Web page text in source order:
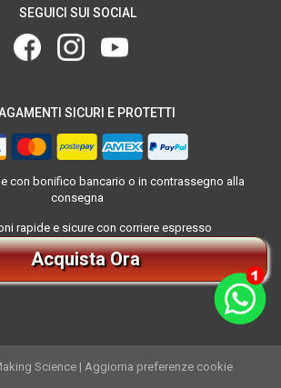
SEGUICI SUI SOCIAL
SICURI E PROTETTI
con bonifico bancario o in contrassegno alla
consegna
rapide e sicure con corriere espresso
Acquista Ora
Science | Aggiorna preferenze cookie